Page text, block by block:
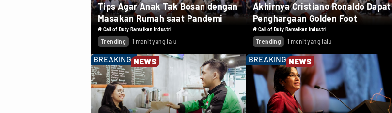
Tips Agar Anak Tak Bosan dengan
Masakan Rumah saat Pandemi
# Call of Duty Ramaikan Industri
Trending 1 menit yang lalu
Akhirnya Cristiano Ronaldo Dapat
Penghargaan Golden Foot
# Call of Duty Ramaikan Industri
Trending 1 menit yang lalu
BREAKING NEWS BREAKING NEWS